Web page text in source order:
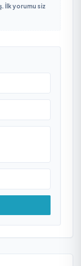
İlk yorumu siz